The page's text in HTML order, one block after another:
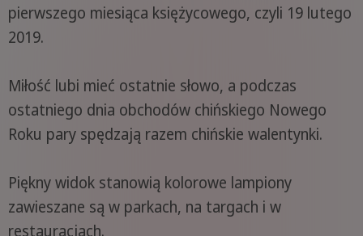
pierwszego miesiąca księżycowego, czyli 19 lutego
2019.
Miłość lubi mieć ostatnie słowo, a podczas
ostatniego dnia obchodów chińskiego Nowego
Roku pary spędzają razem chińskie walentynki.
Piękny widok stanowią kolorowe lampiony
zawieszane są w parkach, na targach i w
restauracjach.